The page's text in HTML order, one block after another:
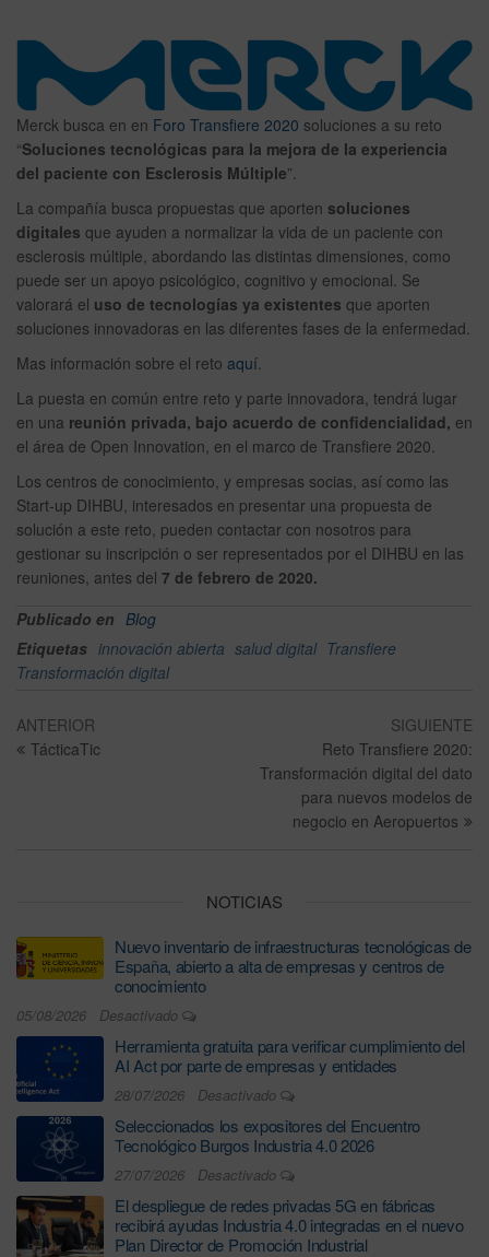
Merck busca en en Foro Transfiere 2020 soluciones a su reto
“Soluciones tecnológicas para la mejora de la experiencia
del paciente con Esclerosis Múltiple”.
La compañía busca propuestas que aporten soluciones
digitales que ayuden a normalizar la vida de un paciente con
esclerosis múltiple, abordando las distintas dimensiones, como
puede ser un apoyo psicológico, cognitivo y emocional. Se
valorará el uso de tecnologías ya existentes que aporten
soluciones innovadoras en las diferentes fases de la enfermedad.
Mas información sobre el reto aquí.
La puesta en común entre reto y parte innovadora, tendrá lugar
en una reunión privada, bajo acuerdo de confidencialidad, en
el área de Open Innovation, en el marco de Transfiere 2020.
Los centros de conocimiento, y empresas socias, así como las
Start-up DIHBU, interesados en presentar una propuesta de
solución a este reto, pueden contactar con nosotros para
gestionar su inscripción o ser representados por el DIHBU en las
reuniones, antes del 7 de febrero de 2020.
Publicado en Blog
Etiquetas innovación abierta salud digital Transfiere
Transformación digital
ANTERIOR
TácticaTic
SIGUIENTE
Reto Transfiere 2020:
Transformación digital del dato
para nuevos modelos de
negocio en Aeropuertos
NOTICIAS
Nuevo inventario de infraestructuras tecnológicas de
España, abierto a alta de empresas y centros de
conocimiento
05/08/2026 Desactivado
Herramienta gratuita para verificar cumplimiento del
AI Act por parte de empresas y entidades
28/07/2026 Desactivado
Seleccionados los expositores del Encuentro
Tecnológico Burgos Industria 4.0 2026
27/07/2026 Desactivado
El despliegue de redes privadas 5G en fábricas
recibirá ayudas Industria 4.0 integradas en el nuevo
Plan Director de Promoción Industrial